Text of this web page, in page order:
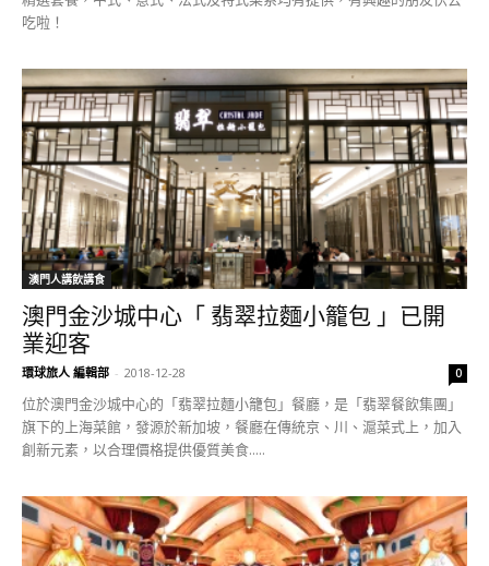
吃啦！
澳門人講飲講食
澳門金沙城中心「 翡翠拉麵小籠包 」已開
業迎客
環球旅人 編輯部 - 2018-12-28 0
位於澳門金沙城中心的「翡翠拉麵小籠包」餐廳，是「翡翠餐飲集團」
旗下的上海菜館，發源於新加坡，餐廳在傳統京、川、滬菜式上，加入
創新元素，以合理價格提供優質美食.....